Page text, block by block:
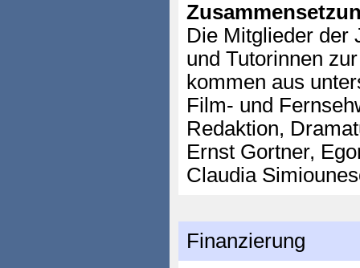
Die Mitglieder der
und Tutorinnen
kommen aus
Film- und
Redaktion,
Ernst Gortner,
Claudia
Finanzierung